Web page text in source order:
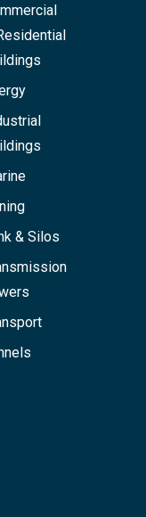
& Silos